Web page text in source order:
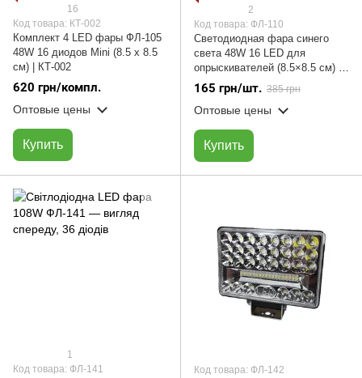
16
Код товара: КТ-002
Комплект 4 LED фары ФЛ-105
48W 16 диодов Мini (8.5 х 8.5
см) | КТ-002
620 грн/компл.
Оптовые цены
Купить
2
Код товара: ФЛ-110
Светодиодная фара синего
света 48W 16 LED для
опрыскивателей (8.5×8.5 см) |
EVERLED ФЛ-110
165 грн/шт. 385 грн
Оптовые цены
Купить
1
Код товара: ФЛ-141
Код товара: ФЛ-142